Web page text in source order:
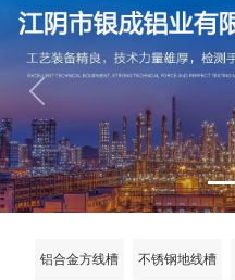
Previous
铝合金方线槽 不锈钢地线槽